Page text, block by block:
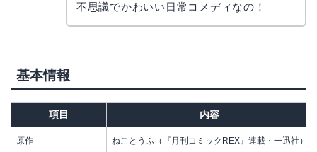
不思議でかわいい日常コメディなの！
基本情報
項目 内容
原作 ねことうふ（『月刊コミックREX』連載・一迅社）